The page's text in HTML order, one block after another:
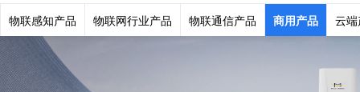
物联感知产品 物联网行业产品 物联通信产品 商用产品 云